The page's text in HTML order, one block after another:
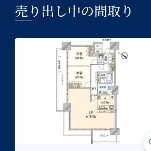
売り出し中の間取り